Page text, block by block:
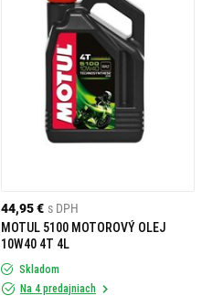
44,95 € s DPH
MOTUL 5100 MOTOROVÝ OLEJ
10W40 4T 4L
Skladom
Na 4 predajniach